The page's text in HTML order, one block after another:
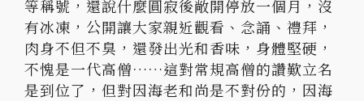
等稱號，還說什麼圓寂後敞開停放一個月，沒
有冰凍，公開讓大家親近觀看、念誦、禮拜，
肉身不但不臭，還發出光和香味，身體堅硬，
不愧是一代高僧……這對常規高僧的讚歎立名
是到位了，但對因海老和尚是不對份的，因海